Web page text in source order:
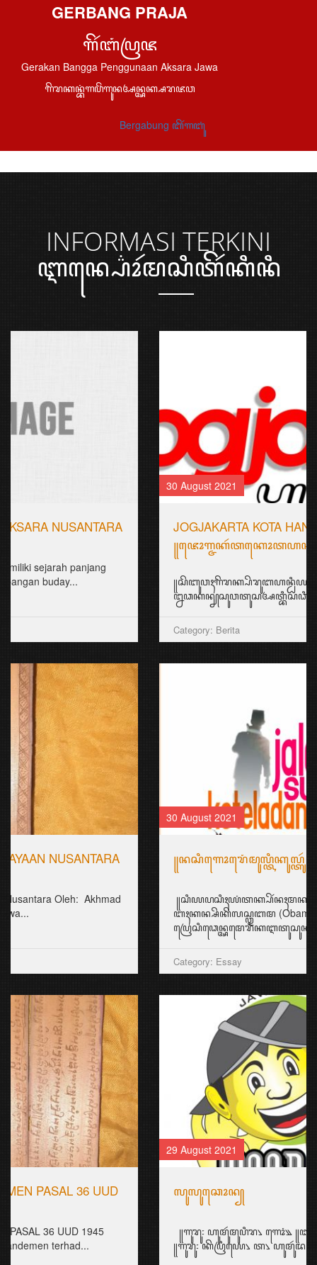
GERBANG PRAJA
ꦒꦼꦂꦧꦁꦥꦿꦗ
Gerakan Bangga Penggunaan Aksara Jawa
ꦒꦼꦫꦏꦤ꧀ꦧꦁꦒꦥꦼꦁꦒꦸꦤꦄꦤ꧀ꦄꦏ꧀ꦱꦫꦗꦮ
Bergabung ꦧꦼꦂꦒꦧꦸꦁ
INFORMASI TERKINI
ꦆꦤ꧀ꦥ꦳ꦺꦴꦂꦩꦱꦶꦠꦼꦂꦏꦶꦤꦶ
JOGJAKARTA KOTA HANACARAKA
꧋ꦗꦺꦴꦒ꧀ꦗꦏꦂꦠꦏꦺꦴꦠꦲꦤꦕꦫꦏ꧉
꧋ꦱꦼꦧꦸꦮꦃꦒꦼꦫꦏ꧀ꦥꦼꦫꦸꦧꦲꦤ꧀ꦝꦶꦪꦩ꧀ꦝꦶꦪꦩ꧀ꦠꦼꦔꦃꦣꦶꦭꦏꦸꦏꦤ꧀꧈
ꦊꦣꦏꦤ꧀ꦚꦱꦸꦮꦠꦸꦱꦄꦠ꧀ꦧꦶꦱꦣꦶꦧꦪꦁꦏꦤ꧀ꦄꦏꦤ꧀ꦩꦼꦁꦒꦸꦚ꧀ꦕꦁ...
30 August 2021
꧋ꦤꦱꦶꦒꦺꦴꦫꦺꦁꦩꦸꦭ꧀ꦠꦶꦏꦸꦭ꧀ꦠꦸꦂ
꧋ꦱꦶꦪꦥꦱꦶꦃꦪꦁꦠꦏ꧀ꦥꦼꦂꦤꦃꦩꦏꦤ꧀ꦤꦱꦶꦒꦺꦴꦫꦺꦁ?!
ꦧꦃꦏꦤ꧀ꦱꦼꦏꦼꦭꦱ꧀ꦎꦧꦩ (Obama)꧈
ꦥꦿꦺꦱꦶꦣꦺꦤ꧀ꦄꦩꦺꦫꦶꦏꦆꦠꦸꦱꦸꦏꦣꦼꦔꦤ꧀ꦤ...
29 August 2021
ꦭꦸꦭꦸꦕꦺꦴꦤ꧀
꧋ꦒꦸꦫꦸ꧇ ꦲꦸꦩꦸꦂꦩꦸꦥꦶꦫ꧈ ꦒꦺꦴꦁ꧉ ꧋ꦧꦒꦺꦴꦁ꧇ ꦲꦶꦕꦭ꧀ ꦥꦏ꧀ꦒꦸꦫꦸ꧉
꧋ꦒꦸꦫꦸ꧇ ꦏꦼꦥꦿꦶꦪꦺ꧈ ꦠ꧈ ꦲꦸꦩꦸꦂꦢꦢꦶꦧꦶꦱꦲꦶ...